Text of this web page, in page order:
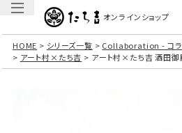
オンラインショップ
HOME シリーズ一覧
Collaboration - コラ
アート村×たち吉
アート村×たち吉 酒田御